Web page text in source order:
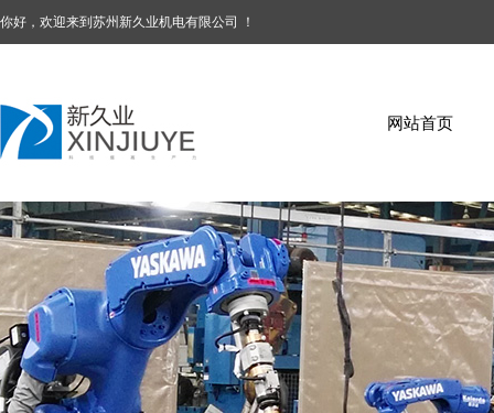
你好，欢迎来到苏州新久业机电有限公司 ！
网站首页